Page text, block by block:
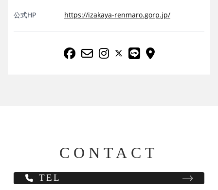
公式HP https://izakaya-renmaro.gorp.jp/
CONTACT
TEL